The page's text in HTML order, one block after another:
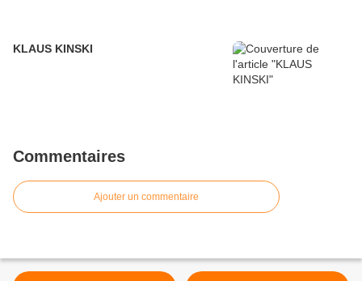
KLAUS KINSKI
Commentaires
Ajouter un commentaire